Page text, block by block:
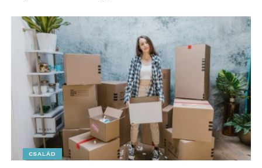
CSALÁD